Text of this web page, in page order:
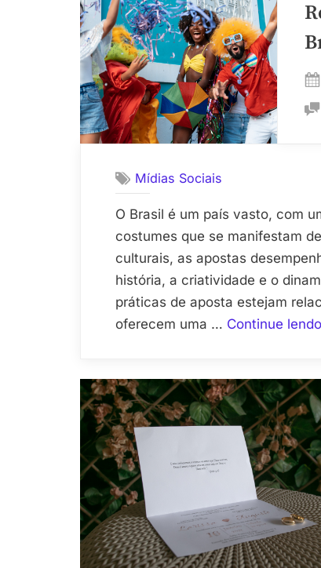
Mídias Sociais
O Brasil é um país vasto, com
costumes que se manifestam
culturais, as apostas
história, a criatividade e o
práticas de aposta estejam
oferecem uma … Continue